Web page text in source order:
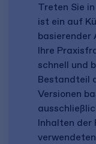
Treten Sie
ist ein auf
basierender
Ihre
schnell und
Bestandteil
Versionen
Inhalten der